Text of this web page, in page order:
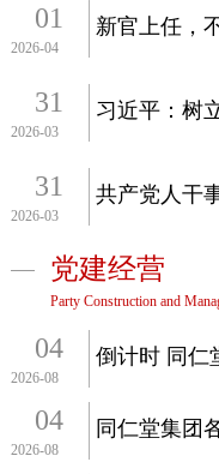
01
2026-04
新官上任，
31
2026-03
习近平：树
31
2026-03
党建经营
Party Construction and
04
2026-08
04
2026-08